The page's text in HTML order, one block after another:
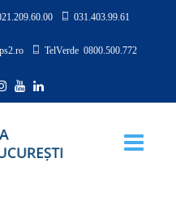
031.403.99.61
TelVerde 0800.500.772